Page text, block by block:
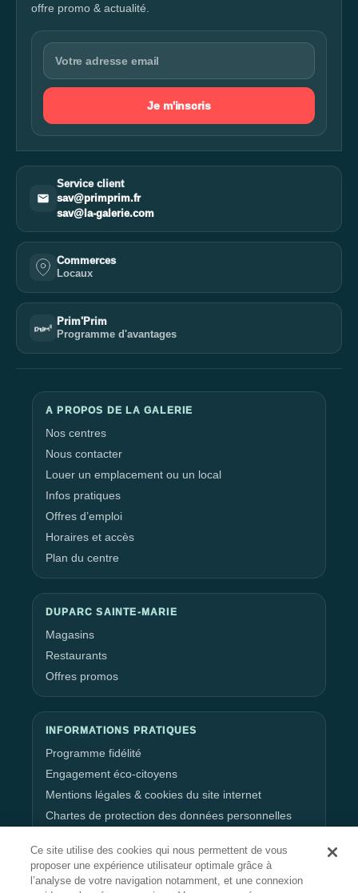
offre promo & actualité.
Je m'inscris
Service client
sav@primprim.fr
sav@la-galerie.com
Commerces
Locaux
Prim'Prim
Programme d'avantages
A PROPOS DE LA GALERIE
Nos centres
Nous contacter
Louer un emplacement ou un local
Infos pratiques
Offres d’emploi
Horaires et accès
Plan du centre
DUPARC SAINTE-MARIE
Magasins
Restaurants
Offres promos
INFORMATIONS PRATIQUES
Programme fidélité
Engagement éco-citoyens
Mentions légales & cookies du site internet
Chartes de protection des données personnelles
RESTEZ CONNECTÉ
Ce site utilise des cookies qui nous permettent de vous
proposer une expérience utilisateur optimale grâce à
l’analyse de votre navigation notamment, et une connexion